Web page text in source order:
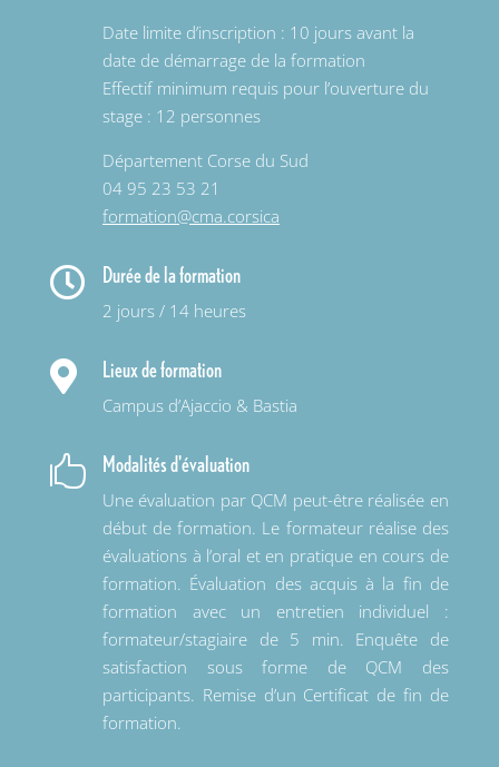
Date limite d’inscription : 10 jours avant la
date de démarrage de la formation
Effectif minimum requis pour l’ouverture du
stage : 12 personnes
Département Corse du Sud
04 95 23 53 21
formation@cma.corsica
 Durée de la formation
2 jours / 14 heures
 Lieux de formation
Campus d’Ajaccio & Bastia
 Modalités d'évaluation
Une évaluation par QCM peut-être réalisée en
début de formation. Le formateur réalise des
évaluations à l’oral et en pratique en cours de
formation. Évaluation des acquis à la fin de
formation avec un entretien individuel :
formateur/stagiaire de 5 min. Enquête de
satisfaction sous forme de QCM des
participants. Remise d’un Certificat de fin de
formation.